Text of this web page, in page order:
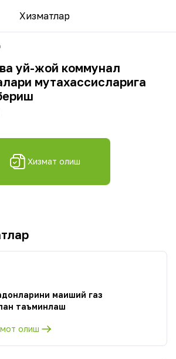
Хизматлар
уй-жой коммунал
мутахассисларига
Хизмат олиш
маиший газ
таъминлаш
олиш